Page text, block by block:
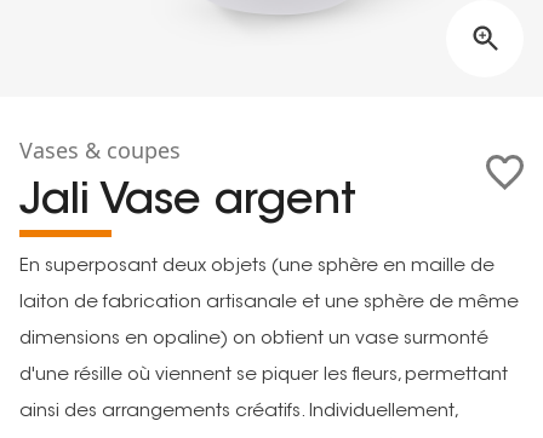
Vases & coupes
Jali Vase argent
En superposant deux objets (une sphère en maille de
laiton de fabrication artisanale et une sphère de même
dimensions en opaline) on obtient un vase surmonté
d'une résille où viennent se piquer les fleurs, permettant
ainsi des arrangements créatifs. Individuellement,